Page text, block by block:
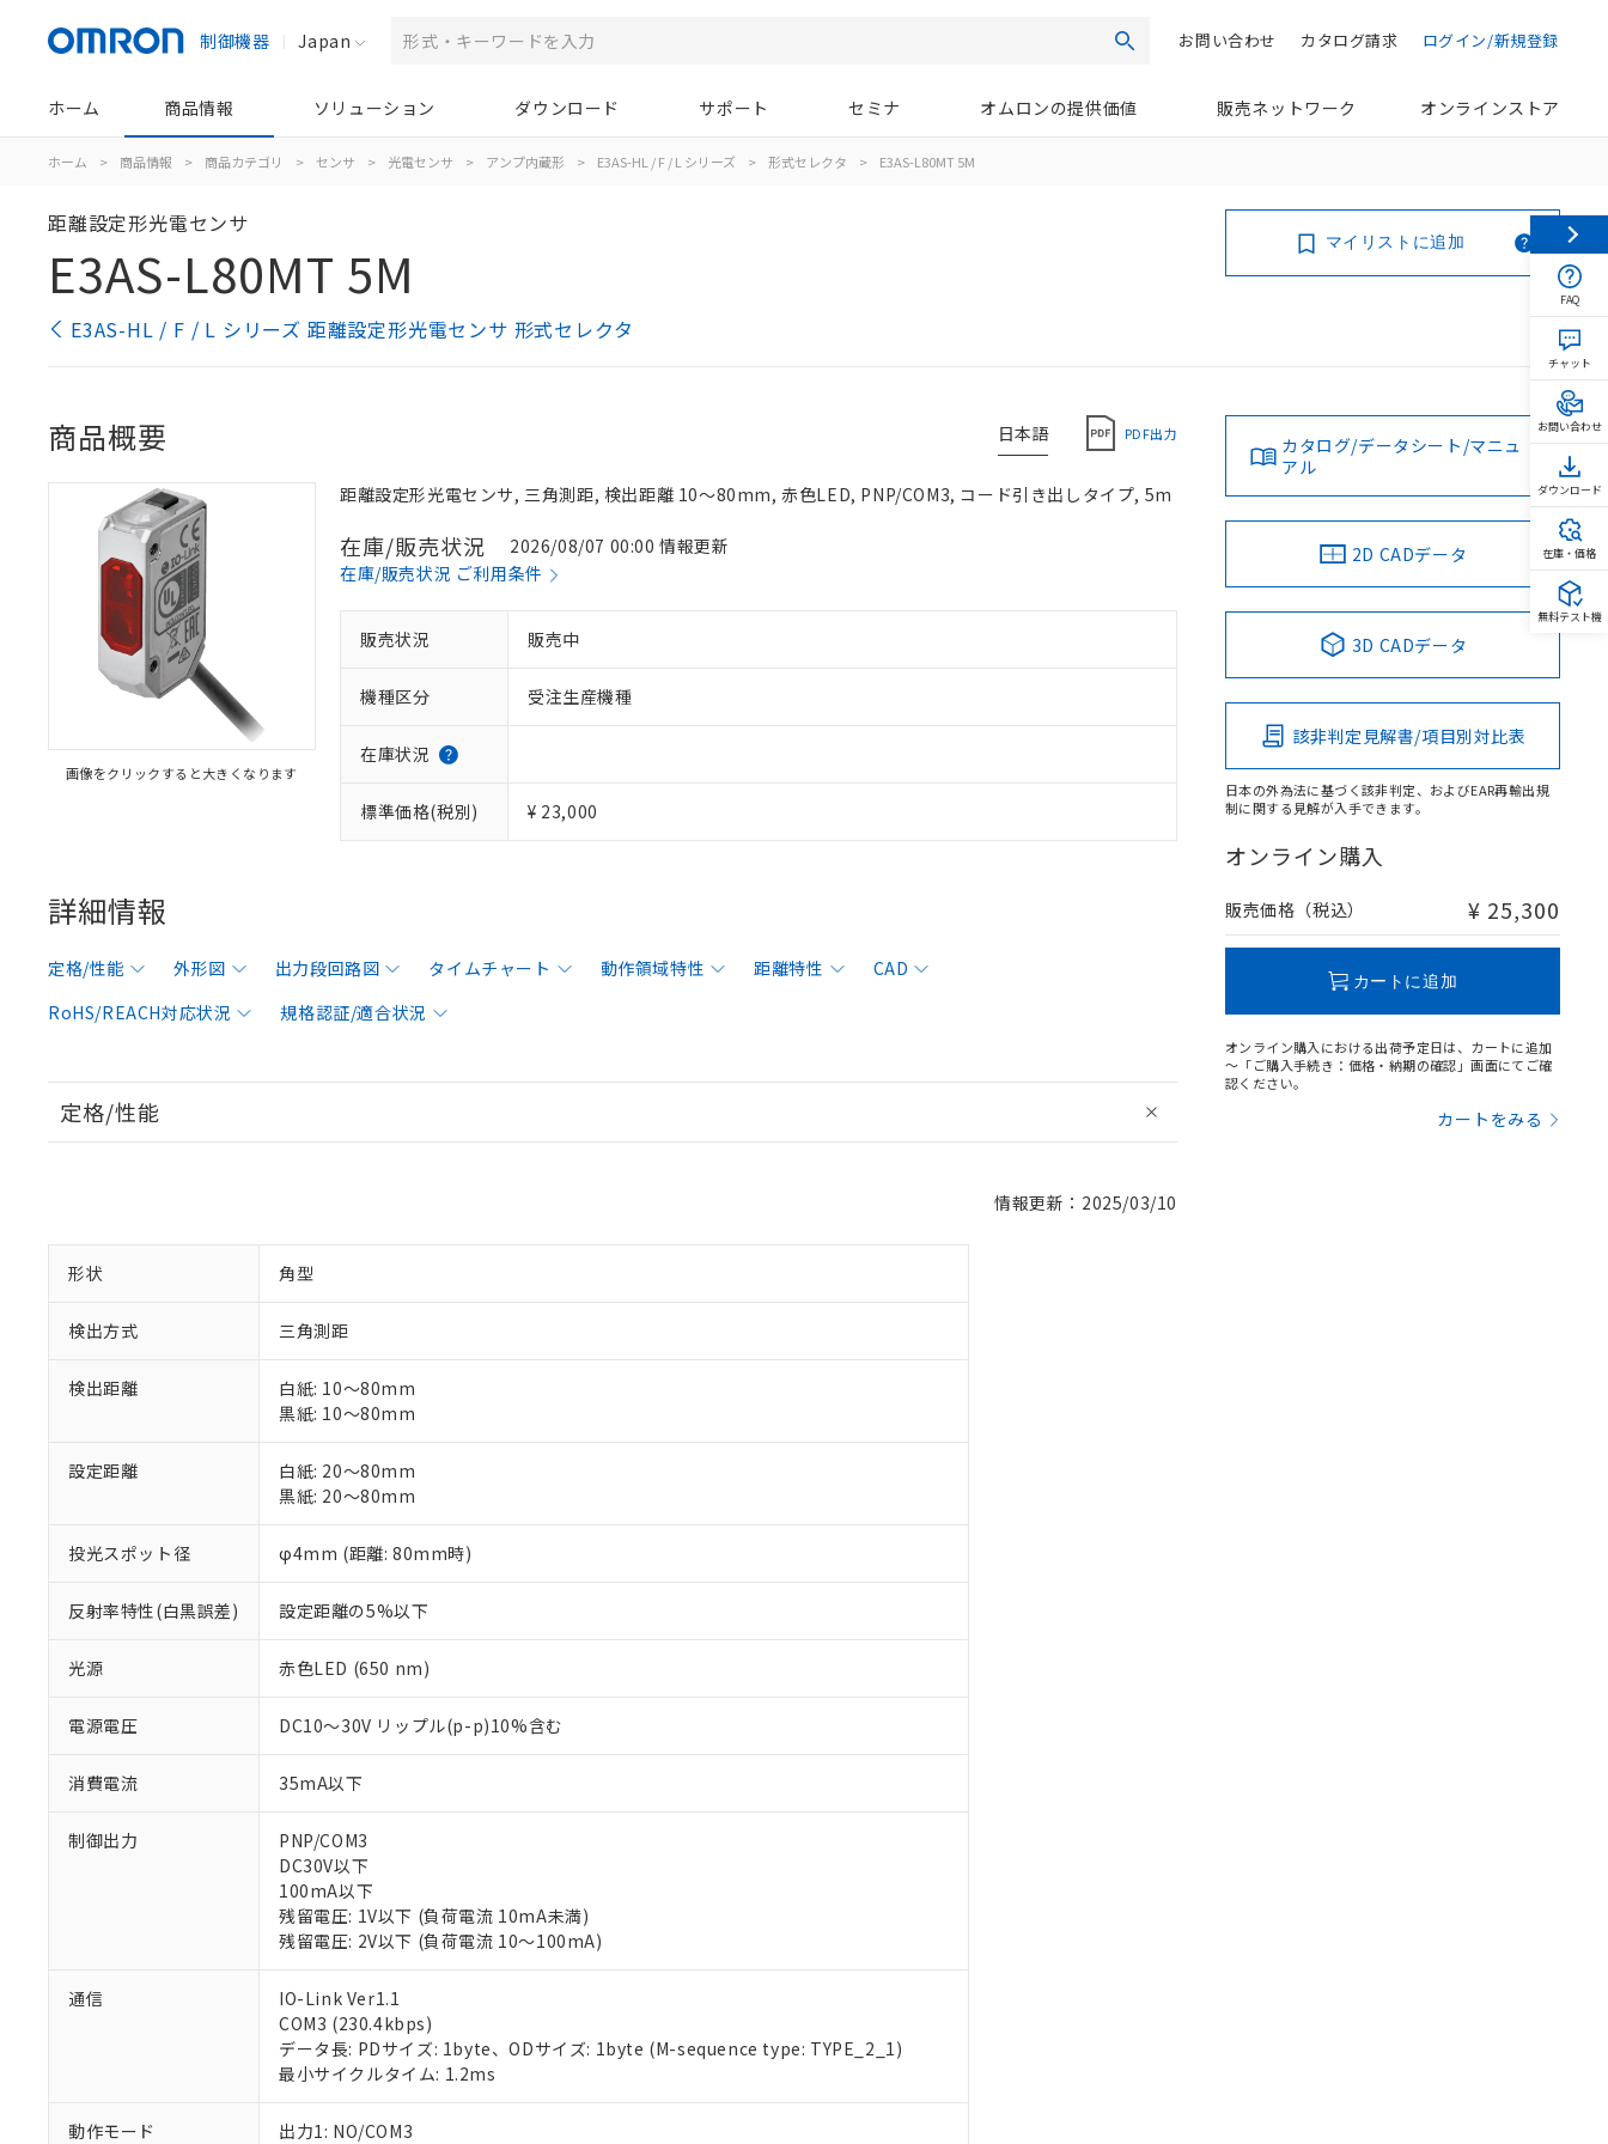
制御機器 Japan 検索 ログイン/新規登録
カタログ請求
お問い合わせ
ホーム 商品情報 ソリューション ダウンロード サポート セミナ オムロンの提供価値 販売ネットワーク オンラインストア
ホーム > 商品情報 > 商品カテゴリ > センサ > 光電センサ > アンプ内蔵形 > E3AS-HL / F / L シリーズ > 形式セレクタ > E3AS-L80MT 5M
距離設定形光電センサ
E3AS-L80MT 5M
E3AS-HL / F / L シリーズ 距離設定形光電センサ 形式セレクタ
マイリストに追加
日本語 PDF出力
商品概要
画像をクリックすると大きくなります
距離設定形光電センサ, 三角測距, 検出距離 10～80mm, 赤色LED, PNP/COM3, コード引き出しタイプ, 5m
在庫/販売状況
2026/08/07 00:00 情報更新
在庫/販売状況 ご利用条件
販売状況 販売中
機種区分 受注生産機種
在庫状況
標準価格(税別) ¥ 23,000
詳細情報
定格/性能 外形図 出力段回路図 タイムチャート 動作領域特性 距離特性
CAD
RoHS/REACH対応状況
規格認証/適合状況
定格/性能
情報更新：2025/03/10
形状 角型
検出方式 三角測距
検出距離
白紙: 10～80mm
黒紙: 10～80mm
設定距離
白紙: 20～80mm
黒紙: 20～80mm
投光スポット径 φ4mm (距離: 80mm時)
反射率特性(白黒誤差) 設定距離の5%以下
光源 赤色LED (650 nm)
電源電圧 DC10～30V リップル(p-p)10%含む
消費電流 35mA以下
制御出力
PNP/COM3
DC30V以下
100mA以下
残留電圧: 1V以下 (負荷電流 10mA未満)
残留電圧: 2V以下 (負荷電流 10～100mA)
通信
IO-Link Ver1.1
COM3 (230.4kbps)
データ長: PDサイズ: 1byte、ODサイズ: 1byte (M-sequence type: TYPE_2_1)
最小サイクルタイム: 1.2ms
動作モード
出力1: NO/COM3
カタログ/データシート/マニュ
アル
2D CADデータ
3D CADデータ
該非判定見解書/項目別対比表
日本の外為法に基づく該非判定、およびEAR再輸出規
制に関する見解が入手できます。
オンライン購入
販売価格（税込） ¥ 25,300
カートに追加
オンライン購入における出荷予定日は、カートに追加
～「ご購入手続き：価格・納期の確認」画面にてご確
認ください。
カートをみる
※1 対応状況
対応予定：EU RoHS指令（10物質）の非含有に対応した製品に切り替える予定のある商品です。
FAQ
チャット
お問い合わせ
ダウンロード
在庫・価格
無料テスト機